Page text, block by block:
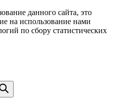
данного сайта, это
на использование нами
по сбору статистических